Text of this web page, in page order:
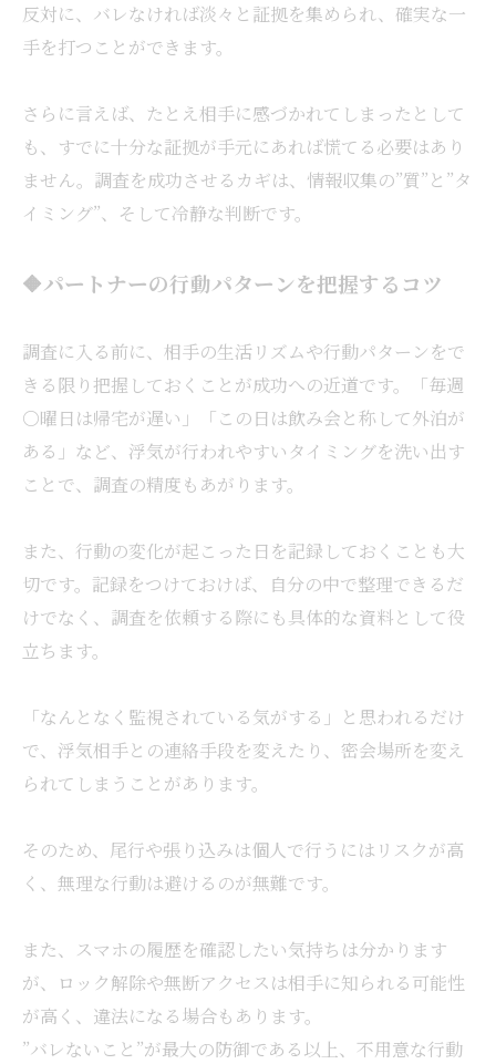
反対に、バレなければ淡々と証拠を集められ、確実な一
手を打つことができます。
さらに言えば、たとえ相手に感づかれてしまったとして
も、すでに十分な証拠が手元にあれば慌てる必要はあり
ません。調査を成功させるカギは、情報収集の”質”と”タ
イミング”、そして冷静な判断です。
🔶パートナーの行動パターンを把握するコツ
調査に入る前に、相手の生活リズムや行動パターンをで
きる限り把握しておくことが成功への近道です。「毎週
〇曜日は帰宅が遅い」「この日は飲み会と称して外泊が
ある」など、浮気が行われやすいタイミングを洗い出す
ことで、調査の精度もあがります。
また、行動の変化が起こった日を記録しておくことも大
切です。記録をつけておけば、自分の中で整理できるだ
けでなく、調査を依頼する際にも具体的な資料として役
立ちます。
「なんとなく監視されている気がする」と思われるだけ
で、浮気相手との連絡手段を変えたり、密会場所を変え
られてしまうことがあります。
そのため、尾行や張り込みは個人で行うにはリスクが高
く、無理な行動は避けるのが無難です。
また、スマホの履歴を確認したい気持ちは分かります
が、ロック解除や無断アクセスは相手に知られる可能性
が高く、違法になる場合もあります。
”バレないこと”が最大の防御である以上、不用意な行動